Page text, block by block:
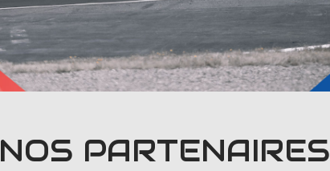
NOS PARTENAIRES